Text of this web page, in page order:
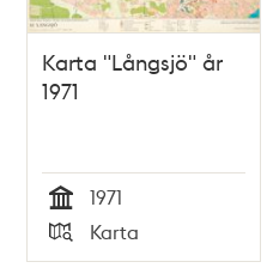
Karta "Långsjö" år
1971
Tid
1971
Typ
Karta